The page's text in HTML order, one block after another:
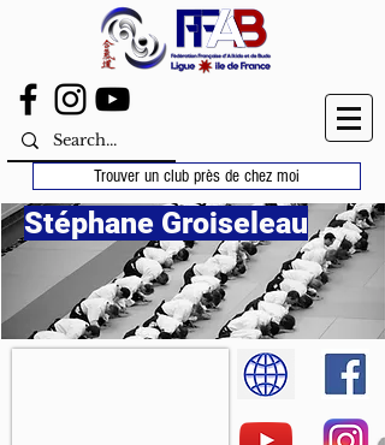
Trouver un club près de chez moi
Stéphane Groiseleau